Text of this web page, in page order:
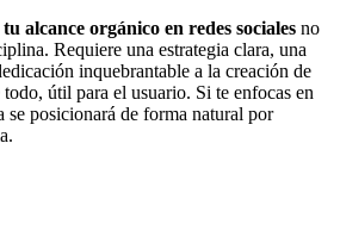
alcance orgánico en redes sociales no
Requiere una estrategia clara, una
inquebrantable a la creación de
útil para el usuario. Si te enfocas en
se posicionará de forma natural por